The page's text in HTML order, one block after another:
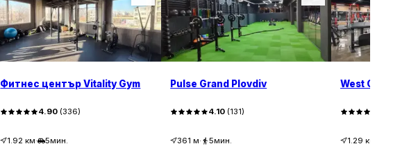
Фитнес център Vitality Gym
4.90 (336)
1.92 км· 5мин.
Pulse Grand Plovdiv
4.10 (131)
361 м· 5мин.
West Gym –
1.29 км